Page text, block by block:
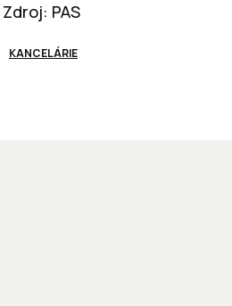
Zdroj: PAS
KANCELÁRIE